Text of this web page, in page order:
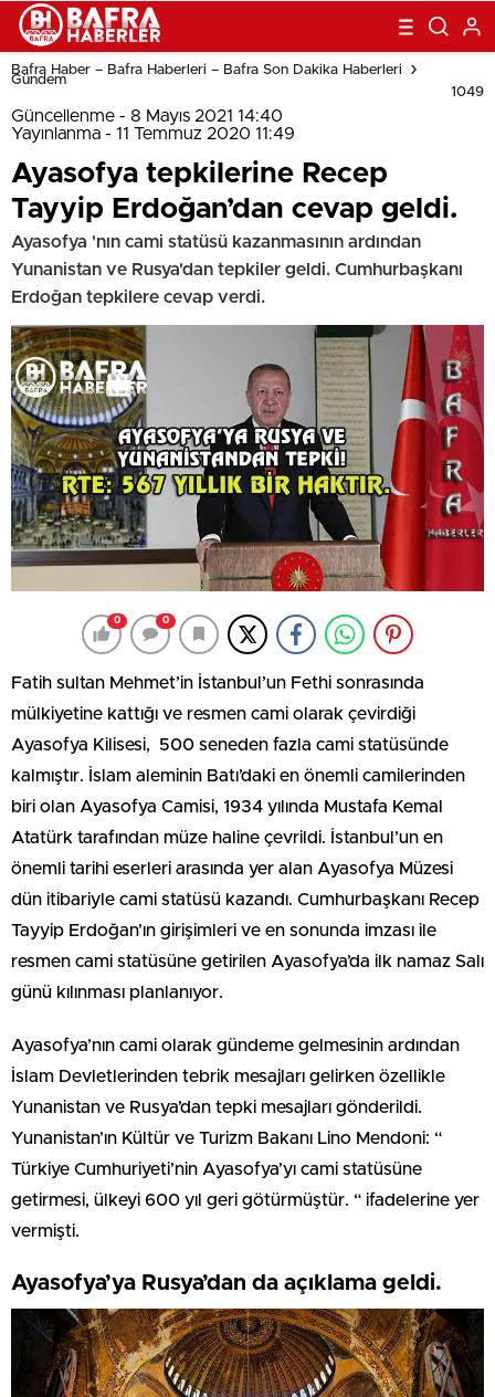
Bafra Haber – Bafra Haberleri – Bafra Son Dakika Haberleri
Gündem
1049
Güncellenme - 8 Mayıs 2021 14:40
Yayınlanma - 11 Temmuz 2020 11:49
Ayasofya tepkilerine Recep
Tayyip Erdoğan’dan cevap geldi.
Ayasofya 'nın cami statüsü kazanmasının ardından
Yunanistan ve Rusya'dan tepkiler geldi. Cumhurbaşkanı
Erdoğan tepkilere cevap verdi.
0 0
Fatih sultan Mehmet’in İstanbul’un Fethi sonrasında
mülkiyetine kattığı ve resmen cami olarak çevirdiği
Ayasofya Kilisesi, 500 seneden fazla cami statüsünde
kalmıştır. İslam aleminin Batı’daki en önemli camilerinden
biri olan Ayasofya Camisi, 1934 yılında Mustafa Kemal
Atatürk tarafından müze haline çevrildi. İstanbul’un en
önemli tarihi eserleri arasında yer alan Ayasofya Müzesi
dün itibariyle cami statüsü kazandı. Cumhurbaşkanı Recep
Tayyip Erdoğan’ın girişimleri ve en sonunda imzası ile
resmen cami statüsüne getirilen Ayasofya’da ilk namaz Salı
günü kılınması planlanıyor.
Ayasofya’nın cami olarak gündeme gelmesinin ardından
İslam Devletlerinden tebrik mesajları gelirken özellikle
Yunanistan ve Rusya’dan tepki mesajları gönderildi.
Yunanistan’ın Kültür ve Turizm Bakanı Lino Mendoni: “
Türkiye Cumhuriyeti’nin Ayasofya’yı cami statüsüne
getirmesi, ülkeyi 600 yıl geri götürmüştür. “ ifadelerine yer
vermişti.
Ayasofya’ya Rusya’dan da açıklama geldi.